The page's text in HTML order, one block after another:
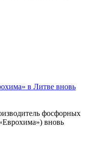
в Литве вновь
фосфорных
вновь